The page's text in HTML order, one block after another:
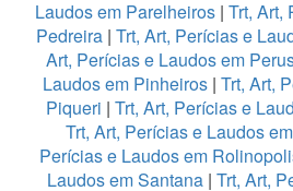
Laudos em Parelheiros| Trt, Art,
Pedreira | Trt, Art, Perícias e
Art, Perícias e Laudos em
Laudos em Pinheiros| Trt, Art,
Piqueri | Trt, Art, Perícias e
Trt, Art, Perícias e Laudos
Perícias e Laudos em
Laudos em Santana| Trt, Art,